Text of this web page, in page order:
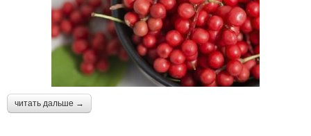
читать дальше →